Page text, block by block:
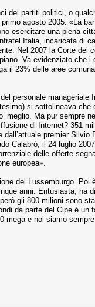
dei par­titi politici, o
agosto 2005: «La
esercitare una piena
Italia, incaricata di
Nel 2007 la Corte dei
Va evidenziato che
il 23% delle aree
personale manageria­le
si sottolineava
meglio. Ma pur sempre
di Internet? 351
premier
Ca­labrò, il 24 luglio
delle offerte
europea».
del Lussemburgo.
anni. Entusiasta, ha
gli 800 mi­lioni sono
da parte del Ci­pe è un
e noi siamo